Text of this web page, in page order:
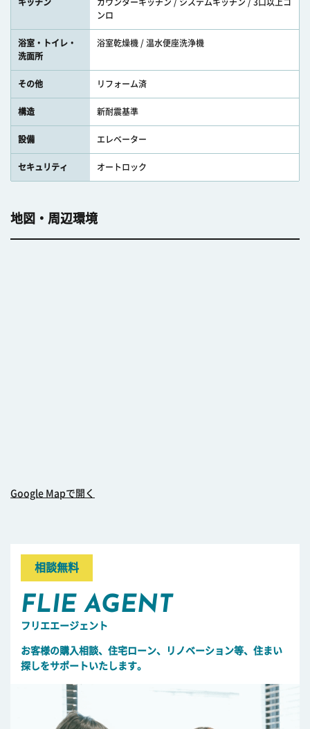
キッチン
カウンターキッチン / システムキッチン / 3口以上コ
ンロ
浴室・トイレ・
洗面所
浴室乾燥機 / 温水便座洗浄機
その他 リフォーム済
構造 新耐震基準
設備 エレベーター
セキュリティ オートロック
地図・周辺環境
Google Mapで開く
相談無料
FLIE AGENT
フリエエージェント
お客様の購入相談、住宅ローン、リノベーション等、住まい
探しをサポートいたします。